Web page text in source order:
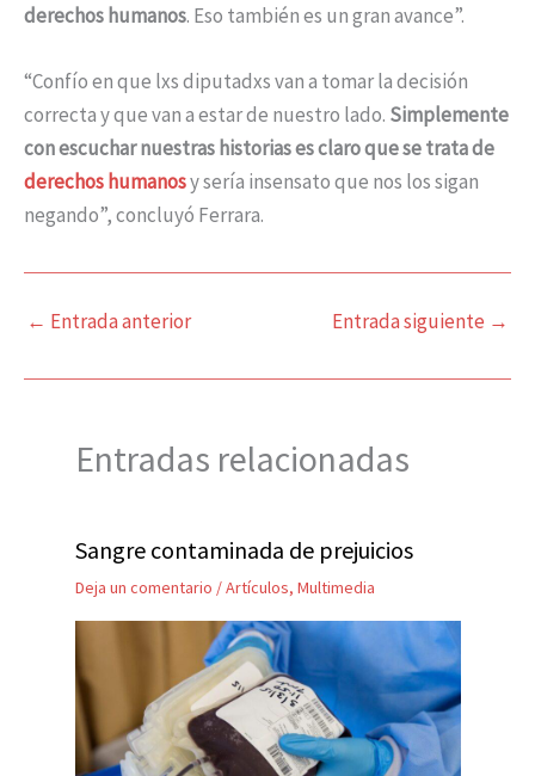
derechos humanos. Eso también es un gran avance”.
“Confío en que lxs diputadxs van a tomar la decisión
correcta y que van a estar de nuestro lado. Simplemente
con escuchar nuestras historias es claro que se trata de
derechos humanosy sería insensato que nos los sigan
negando”, concluyó Ferrara.
← Entrada anterior Entrada siguiente →
Entradas relacionadas
Sangre contaminada de prejuicios
Deja un comentario /Artículos, Multimedia